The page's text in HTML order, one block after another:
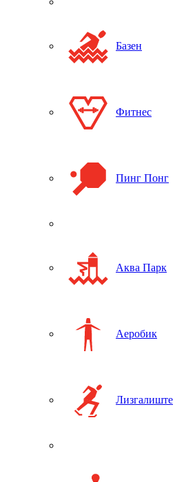
Базен
Фитнес
Пинг Понг
Аква Парк
Аеробик
Лизгалиште